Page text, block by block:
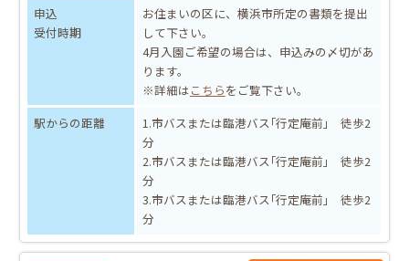
申込
受付時期
お住まいの区に、横浜市所定の書類を提出
して下さい。
4月入園ご希望の場合は、申込みの〆切があ
ります。
※詳細はこちらをご覧下さい。
駅からの距離
1.市バスまたは臨港バス｢行定庵前｣ 徒歩2
分
2.市バスまたは臨港バス｢行定庵前｣ 徒歩2
分
3.市バスまたは臨港バス｢行定庵前｣ 徒歩2
分